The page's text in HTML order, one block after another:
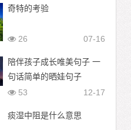
奇特的考验
07-16
26
陪伴孩子成长唯美句子 一
句话简单的晒娃句子
12-17
53
痰湿中阻是什么意思